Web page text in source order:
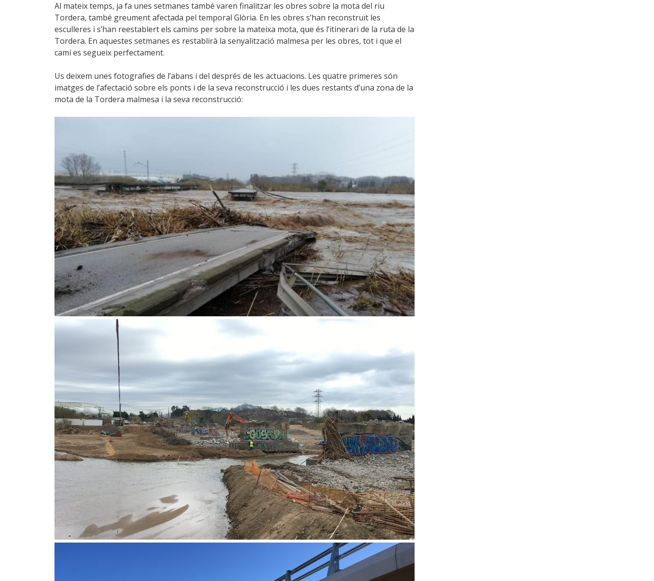
Al mateix temps, ja fa unes setmanes també varen finalitzar les obres sobre la mota del riu
Tordera, també greument afectada pel temporal Glòria. En les obres s’han reconstruït les
esculleres i s’han reestablert els camins per sobre la mateixa mota, que és l’itinerari de la ruta de la
Tordera. En aquestes setmanes es restablirà la senyalització malmesa per les obres, tot i que el
camí es segueix perfectament.
Us deixem unes fotografies de l’abans i del després de les actuacions. Les quatre primeres són
imatges de l’afectació sobre els ponts i de la seva reconstrucció i les dues restants d’una zona de la
mota de la Tordera malmesa i la seva reconstrucció: